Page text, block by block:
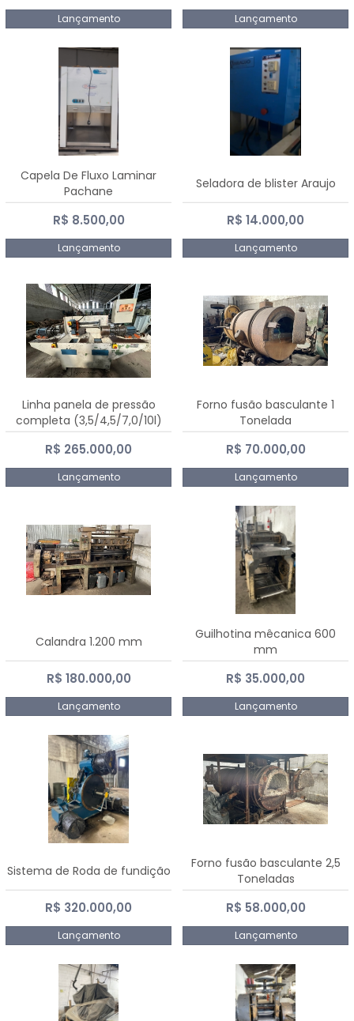
Lançamento Lançamento
Capela De Fluxo Laminar
Pachane
R$ 8.500,00
Lançamento
Seladora de blister Araujo
R$ 14.000,00
Lançamento
Linha panela de pressão
completa (3,5/4,5/7,0/10l)
R$ 265.000,00
Lançamento
Forno fusão basculante 1
Tonelada
R$ 70.000,00
Lançamento
Calandra 1.200 mm
R$ 180.000,00
Lançamento
Guilhotina mêcanica 600
mm
R$ 35.000,00
Lançamento
Sistema de Roda de fundição
R$ 320.000,00
Lançamento
Forno fusão basculante 2,5
Toneladas
R$ 58.000,00
Lançamento